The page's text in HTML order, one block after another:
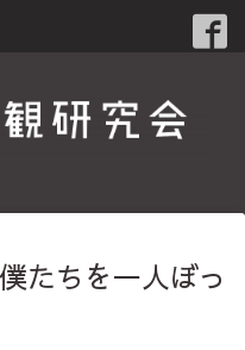
たちを一人ぼっ